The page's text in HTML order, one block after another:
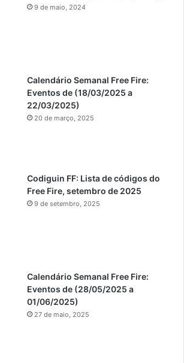
9 de maio, 2024
Calendário Semanal Free Fire:
Eventos de (18/03/2025 a
22/03/2025)
20 de março, 2025
Codiguin FF: Lista de códigos do
Free Fire, setembro de 2025
9 de setembro, 2025
Calendário Semanal Free Fire:
Eventos de (28/05/2025 a
01/06/2025)
27 de maio, 2025